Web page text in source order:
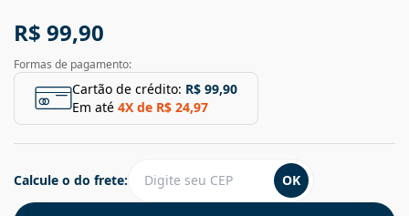
R$ 99,90
Formas de pagamento:
Cartão de crédito: R$ 99,90
Em até 4X de R$ 24,97
Calcule o do frete: OK